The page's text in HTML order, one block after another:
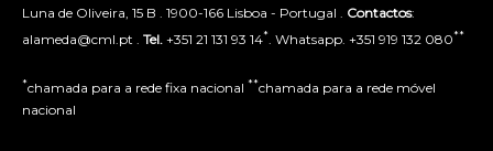
Luna de Oliveira, 15 B . 1900-166 Lisboa - Portugal . Contactos:
alameda@cml.pt . Tel. +351 21 131 93 14* . Whatsapp. +351 919 132 080**
*chamada para a rede fixa nacional **chamada para a rede móvel
nacional